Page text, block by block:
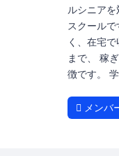
ルシニア
スクール
く、在宅
まで、 稼
徴です。
メンバ